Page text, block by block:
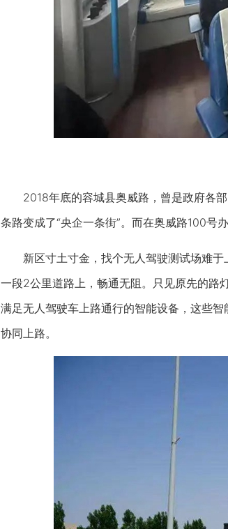
2018年底的容城县奥威路，曾是政府各部
条路变成了“央企一条街”。而在奥威路100号
新区寸土寸金，找个无人驾驶测试场难于
一段2公里道路上，畅通无阻。只见原先的路
满足无人驾驶车上路通行的智能设备，这些
协同上路。